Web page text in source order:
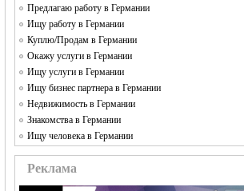
Предлагаю работу в Германии
Ищу работу в Германии
Куплю/Продам в Германии
Окажу услуги в Германии
Ищу услуги в Германии
Ищу бизнес партнера в Германии
Недвижимость в Германии
Знакомства в Германии
Ищу человека в Германии
Реклама